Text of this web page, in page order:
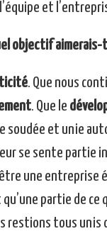
et
objectif aimerais-
. Que nous
. Que le
soudée et unie
se sente partie
une entreprise
partie de
restions tous